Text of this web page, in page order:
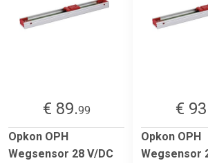
€ 89.99
Opkon OPH
Wegsensor 28 V/DC
€
Opkon OPH
Wegsensor